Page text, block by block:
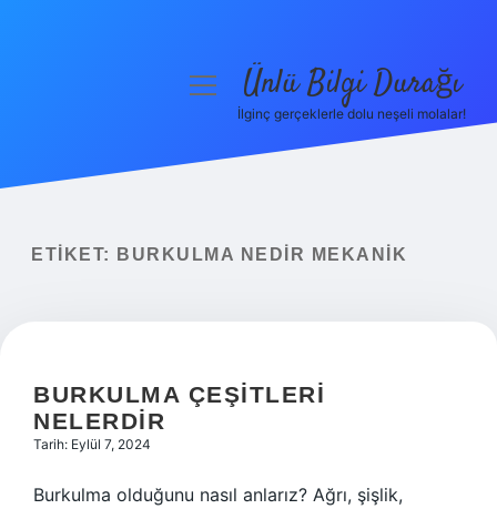
Yasal Uyarı
menüyüÜnlü Bilgi Durağı
İlginç gerçeklerle dolu neşeli molalar!
ETIKET: BURKULMA NEDIR MEKANIK
BURKULMA ÇEŞITLERI
NELERDIR
Tarih: Eylül 7, 2024
Burkulma olduğunu nasıl anlarız? Ağrı, şişlik,